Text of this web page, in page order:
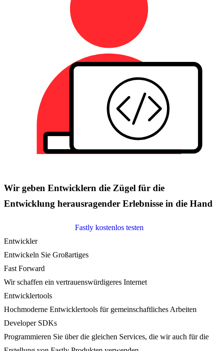
Wir geben Entwicklern die Zügel für die
Entwicklung herausragender Erlebnisse in die Hand
Fastly kostenlos testen
Entwickler
Entwickeln Sie Großartiges
Fast Forward
Wir schaffen ein vertrauenswürdigeres Internet
Entwicklertools
Hochmoderne Entwicklertools für gemeinschaftliches Arbeiten
Developer SDKs
Programmieren Sie über die gleichen Services, die wir auch für die